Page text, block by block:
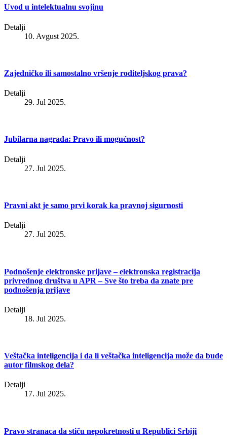
Uvod u intelektualnu svojinu
Detalji
10. Avgust 2025.
Zajedničko ili samostalno vršenje roditeljskog prava?
Detalji
29. Jul 2025.
Jubilarna nagrada: Pravo ili mogućnost?
Detalji
27. Jul 2025.
Pravni akt je samo prvi korak ka pravnoj sigurnosti
Detalji
27. Jul 2025.
Podnošenje elektronske prijave – elektronska registracija
privrednog društva u APR – Sve što treba da znate pre
podnošenja prijave
Detalji
18. Jul 2025.
Veštačka inteligencija i da li veštačka inteligencija može da bude
autor filmskog dela?
Detalji
17. Jul 2025.
Pravo stranaca da stiču nepokretnosti u Republici Srbiji